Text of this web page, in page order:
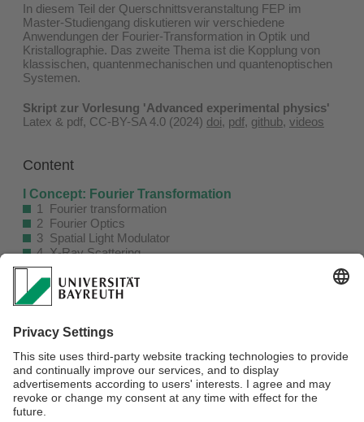
In diesem Teil der Querschnittsveranstaltung FEP im
Master-Studiengang diskutieren wir verschiedene
Anwendungen der Fourier-Transformation in Optik und
Kristallographie. Das zweite Thema ist die Kopplung von
klassischen, quantenmechanischen und quantenoptischen
Systemen.
Skript zur Vorlesung 'Advanced experimental physics'
Latex & pdf, CC-BY-SA 4.0 (2024) doi, pdf, github, videos
Content
I Concept: Fourier Transformation
1 Fourier transformation
2 Fourier Optics
3 Spatial Light Modulator
4 X-Ray Scattering
II Concept: Hybridization
5 Hybridization in classical systems
6 Hybridization of quantum mechanical systems
7 Hybridization of quantum optical systems
III Example: All Together
8 Lattice of plasmonic particles